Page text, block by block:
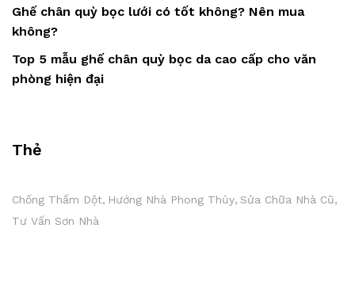
Ghế chân quỳ bọc lưới có tốt không? Nên mua
không?
Top 5 mẫu ghế chân quỳ bọc da cao cấp cho văn
phòng hiện đại
Thẻ
Chống Thấm Dột Hướng Nhà Phong Thủy Sửa Chữa Nhà Cũ
Tư Vấn Sơn Nhà